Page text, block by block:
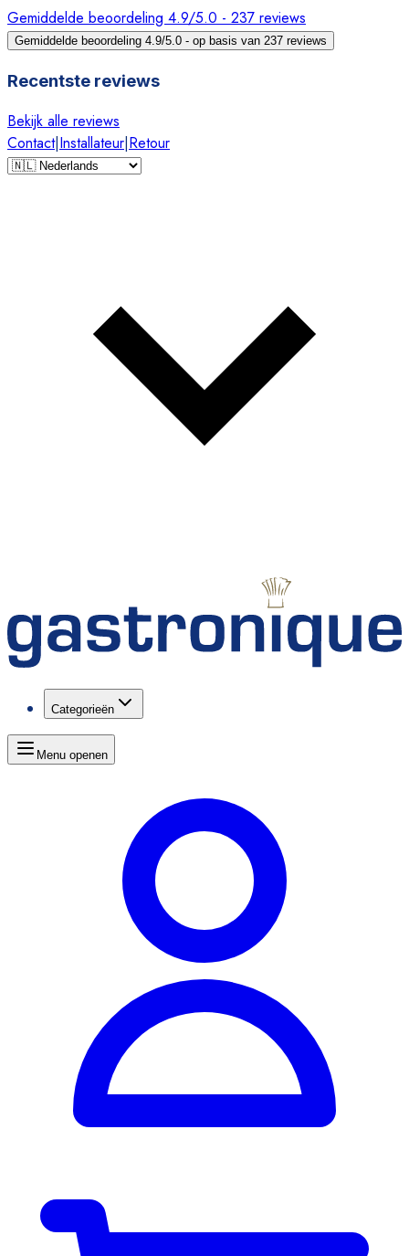
Gemiddelde beoordeling 4.9/5.0 - 237 reviews
Gemiddelde beoordeling 4.9/5.0 - op basis van 237 reviews
Recentste reviews
Bekijk alle reviews
Contact|Installateur|Retour
Categorieën
Menu openen